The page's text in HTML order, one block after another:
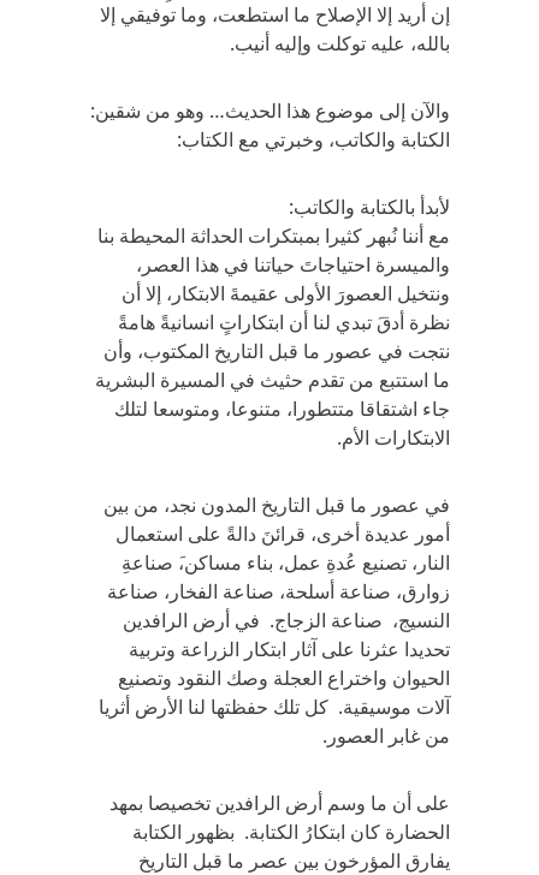
إن أريد إلا الإصلاح ما استطعت، وما توفيقي إلا
بالله، عليه توكلت وإليه أنيب.
والآن إلى موضوع هذا الحديث… وهو من شقين:
الكتابة والكاتب، وخبرتي مع الكتاب:
لأبدأ بالكتابة والكاتب:
مع أننا نُبهر كثيرا بمبتكرات الحداثة المحيطة بنا
والميسرة احتياجاتَ حياتنا في هذا العصر،
ونتخيل العصورَ الأولى عقيمةَ الابتكار، إلا أن
نظرة أدقَ تبدي لنا أن ابتكاراتٍ انسانيةً هامةً
نتجت في عصور ما قبل التاريخ المكتوب، وأن
ما استتبع من تقدم حثيث في المسيرة البشرية
جاء اشتقاقا متتطورا، متنوعا، ومتوسعا لتلك
الابتكارات الأم.
في عصور ما قبل التاريخ المدون نجد، من بين
أمور عديدة أخرى، قرائنَ دالةً على استعمال
النار، تصنيع عُدةِ عمل، بناء مساكن،َ صناعةِ
زوارق، صناعة أسلحة، صناعة الفخار، صناعة
النسيج، صناعة الزجاج. في أرض الرافدين
تحديدا عثرنا على آثار ابتكار الزراعة وتربية
الحيوان واختراع العجلة وصك النقود وتصنيع
آلات موسيقية. كل تلك حفظتها لنا الأرض أثريا
من غابر العصور.
على أن ما وسم أرض الرافدين تخصيصا بمهد
الحضارة كان ابتكارُ الكتابة. بظهور الكتابة
يفارق المؤرخون بين عصر ما قبل التاريخ